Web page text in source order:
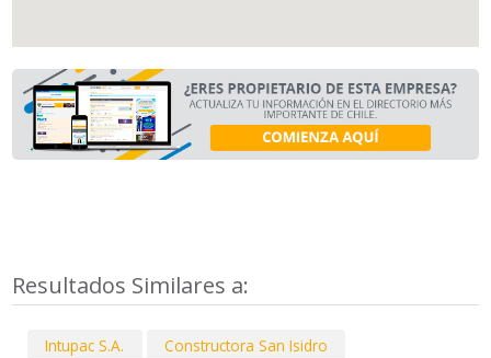
Resultados Similares a:
Intupac S.A.
Constructora San Isidro